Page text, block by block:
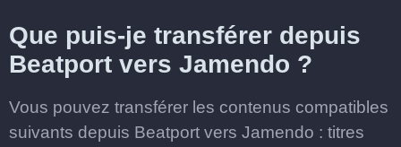
Que puis-je transférer depuis
Beatport vers Jamendo ?
Vous pouvez transférer les contenus compatibles
suivants depuis Beatport vers Jamendo : titres